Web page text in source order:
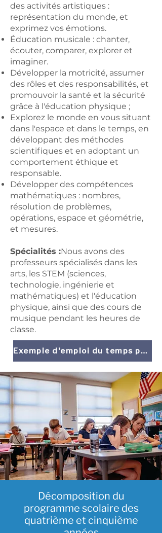
des activités artistiques :
représentation du monde, et
exprimez vos émotions.
Éducation musicale : chanter,
écouter, comparer, explorer et
imaginer.
Développer la motricité, assumer
des rôles et des responsabilités, et
promouvoir la santé et la sécurité
grâce à l'éducation physique ;
Explorez le monde en vous situant
dans l'espace et dans le temps, en
développant des méthodes
scientifiques et en adoptant un
comportement éthique et
responsable.
Développer des compétences
mathématiques : nombres,
résolution de problèmes,
opérations, espace et géométrie,
et mesures.
Spécialités :Nous avons des
professeurs spécialisés dans les
arts, les STEM (sciences,
technologie, ingénierie et
mathématiques) et l'éducation
physique, ainsi que des cours de
musique pendant les heures de
classe.
Exemple d'emploi du temps pour les élèves de CE2
Décomposition du
programme scolaire des
quatrième et cinquième